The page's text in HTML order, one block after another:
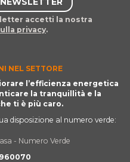
accetti la nostra
privacy.
NEL SETTORE
l’efficienza energetica
la tranquillità e la
ti è più caro.
disposizione al numero verde: